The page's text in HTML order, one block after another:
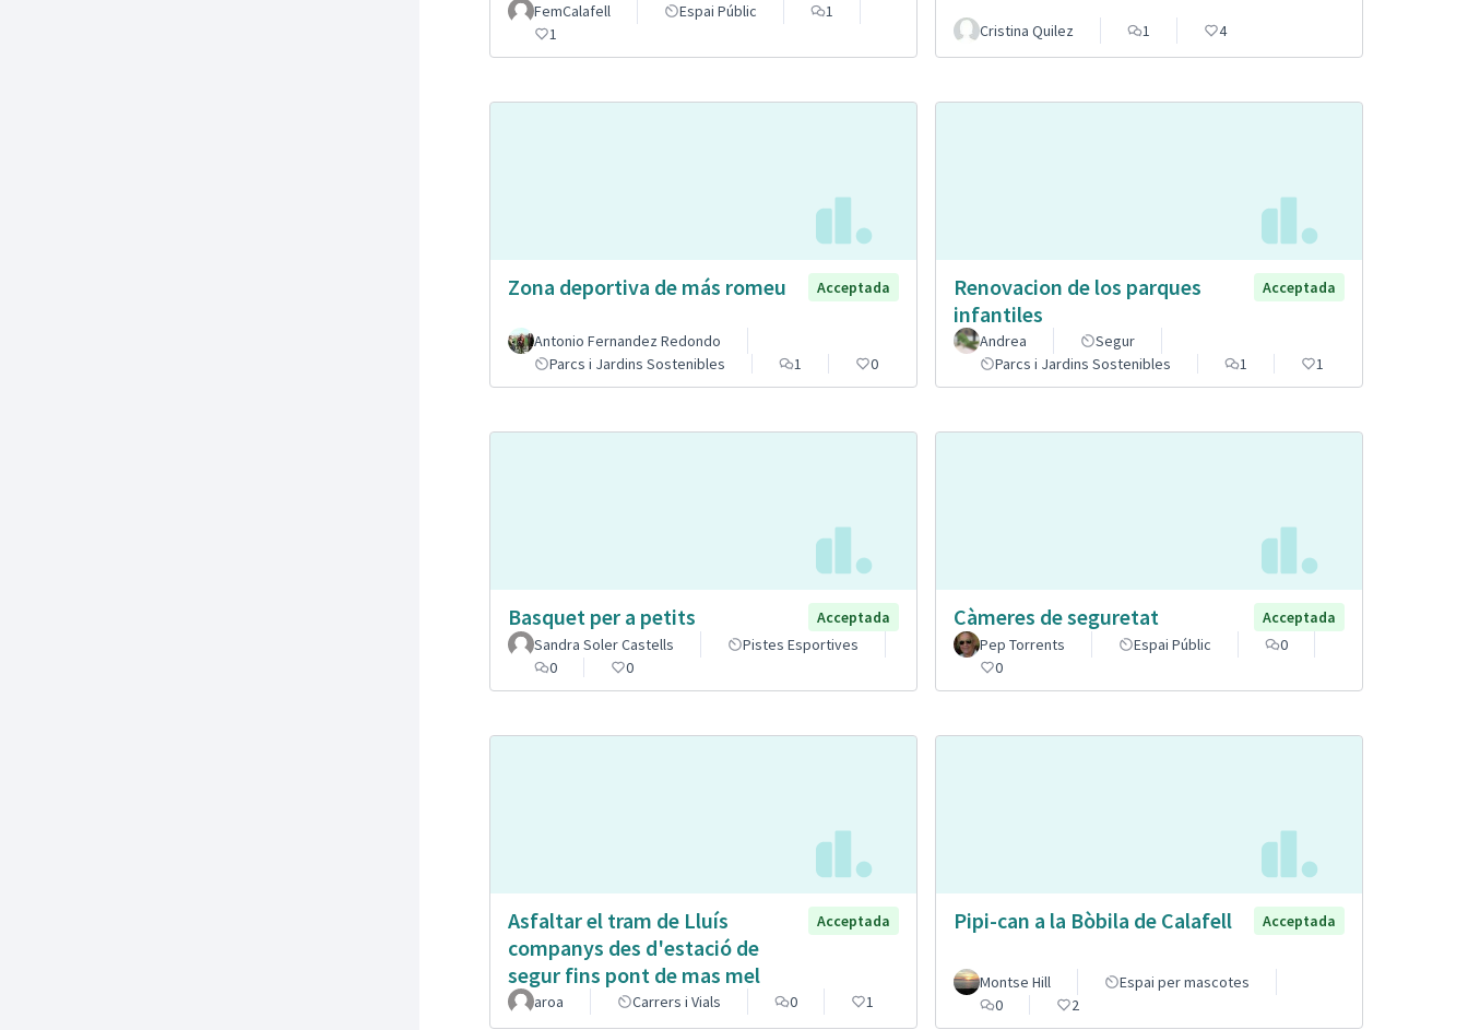
FemCalafell Espai Públic
1
1
Cristina Quilez 1 4
Zona deportiva de más romeu Acceptada
Antonio Fernandez Redondo
Parcs i Jardins Sostenibles
1 0
Renovacion de los parques
infantiles
Acceptada
Andrea
Segur
Parcs i Jardins Sostenibles
1 1
Basquet per a petits
Acceptada
Sandra Soler Castells
Pistes Esportives
0
0
Càmeres de seguretat
Acceptada
Pep Torrents
Espai Públic
0
0
Asfaltar el tram de Lluís
companys des d'estació de
segur fins pont de mas mel
Acceptada
aroa Carrers i Vials 0 1
Pipi-can a la Bòbila de Calafell Acceptada
Montse Hill
Espai per mascotes
0
2